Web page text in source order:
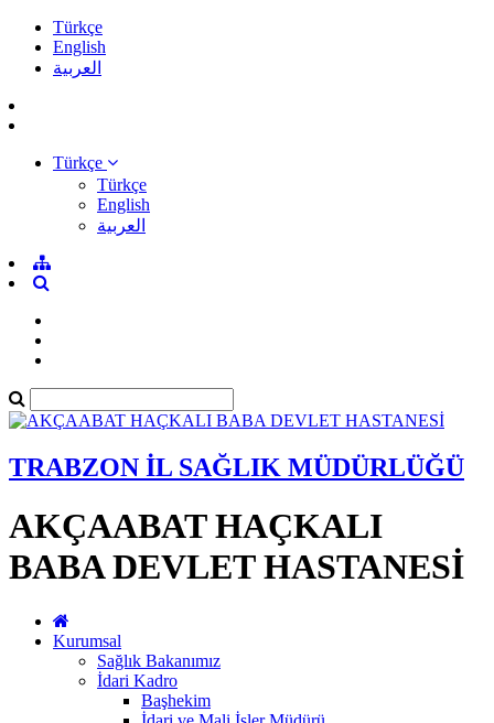
Türkçe
English
العربية
Türkçe
Türkçe
English
العربية
TRABZON İL SAĞLIK MÜDÜRLÜĞÜ
AKÇAABAT HAÇKALI
BABA DEVLET HASTANESİ
Kurumsal
Sağlık Bakanımız
İdari Kadro
Başhekim